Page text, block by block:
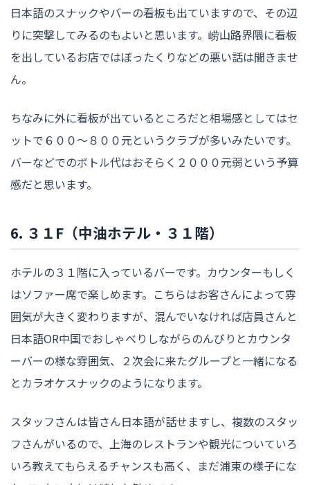
日本語のスナックやバーの看板も出ていますので、その辺
りに突撃してみるのもよいと思います。崂山路界隈に看板
を出しているお店ではぼったくりなどの悪い話は聞きませ
ん。
ちなみに外に看板が出ているところだと相場感としてはセ
ットで６００〜８００元というクラブが多いみたいです。
バーなどでのボトル代はおそらく２０００元弱という予算
感だと思います。
6. ３１F（中油ホテル・３１階）
ホテルの３１階に入っているバーです。カウンターもしく
はソファー席で楽しめます。こちらはお客さんによって雰
囲気が大きく変わりますが、混んでいなければ店員さんと
日本語OR中国でおしゃべりしながらのんびりとカウンタ
ーバーの様な雰囲気、２次会に来たグループと一緒になる
とカラオケスナックのようになります。
スタッフさんは皆さん日本語が話せますし、複数のスタッ
フさんがいるので、上海のレストランや観光についていろ
いろ教えてもらえるチャンスも高く、まだ浦東の様子にな